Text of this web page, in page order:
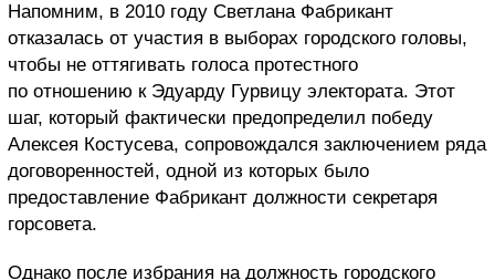
Напомним, в 2010 году Светлана Фабрикант
отказалась от участия в выборах городского головы,
чтобы не оттягивать голоса протестного
по отношению к Эдуарду Гурвицу электората. Этот
шаг, который фактически предопределил победу
Алексея Костусева, сопровождался заключением ряда
договоренностей, одной из которых было
предоставление Фабрикант должности секретаря
горсовета.
Однако после избрания на должность городского